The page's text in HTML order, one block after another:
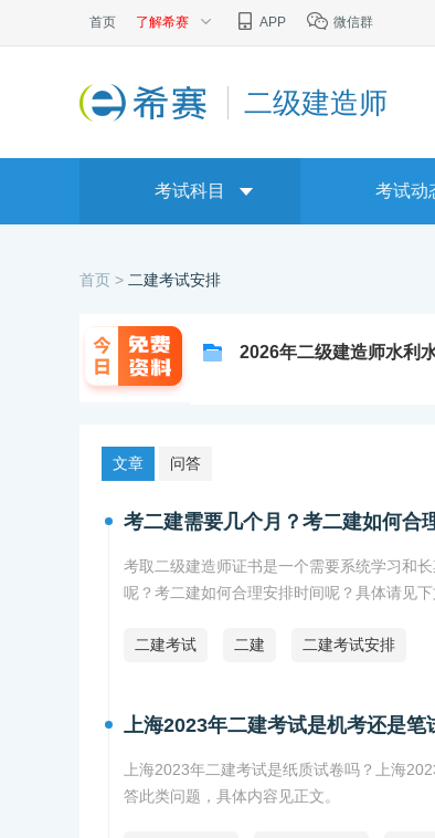
首页 了解希赛 APP 微信群
二级建造师
考试科目 考试动
首页 > 二建考试安排
2026年二级建造师水利
文章 问答
考二建需要几个月？考二建如何合
考取二级建造师证书是一个需要系统学习和
呢？考二建如何合理安排时间呢？具体请见下
二建考试 二建 二建考试安排
上海2023年二建考试是机考还是笔
上海2023年二建考试是纸质试卷吗？上海
答此类问题，具体内容见正文。